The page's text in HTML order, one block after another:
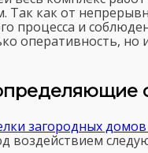
Так как от
процесса и
оперативность, но
загородных
воздействием